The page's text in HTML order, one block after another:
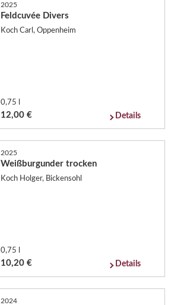
2025
Feldcuvée Divers
Koch Carl, Oppenheim
0,75 l
12,00 € Details
2025
Weißburgunder trocken
Koch Holger, Bickensohl
0,75 l
10,20 € Details
2024